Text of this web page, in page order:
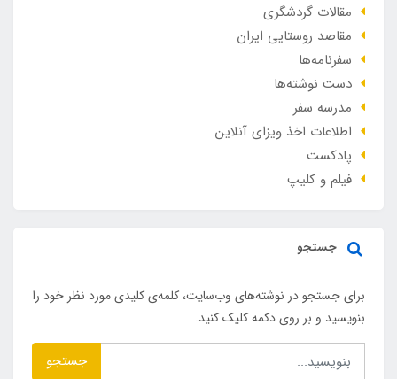
مقالات گردشگری
مقاصد روستایی ایران
سفرنامه‌ها
دست نوشته‌ها
مدرسه سفر
اطلاعات اخذ ویزای آنلاین
پادکست
فیلم و کلیپ
جستجو
برای جستجو در نوشته‌های وب‌سایت، کلمه‌ی کلیدی مورد نظر خود را
بنویسید و بر روی دکمه کلیک کنید.
جستجو